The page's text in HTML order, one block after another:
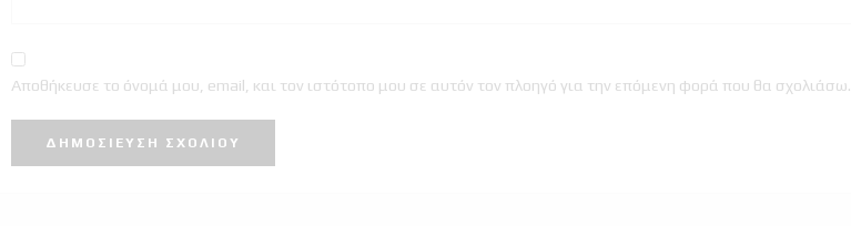
Αποθήκευσε το όνομά μου, email, και τον ιστότοπο μου σε αυτόν τον πλοηγό για την επόμενη φορά που θα σχολιάσω.